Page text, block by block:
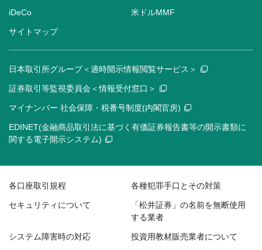
iDeCo 米ドルMMF
サイトマップ
日本取引所グループ＜適時開示情報閲覧サービス＞
証券取引等監視委員会＜情報受付窓口＞
マイナンバー 社会保障・税番号制度(内閣官房)
EDINET(金融商品取引法に基づく有価証券報告書等の開示書類に
関する電子開示システム)
各口座取引規程 各種犯罪手口とその対策
セキュリティについて
「松井証券」の名前を無断使用
する業者
システム障害時の対応 投資用教材販売業者について